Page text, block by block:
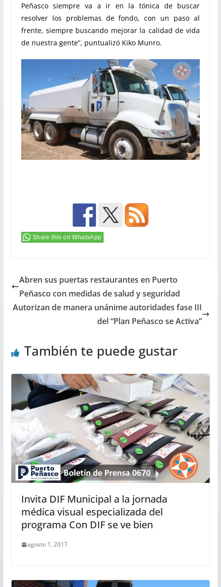
Peñasco siempre va a ir en la tónica de buscar
resolver los problemas de fondo, con un paso al
frente, siempre buscando mejorar la calidad de vida
de nuestra gente”, puntualizó Kiko Munro.
Share this on WhatsApp
Abren sus puertas restaurantes en Puerto
Peñasco con medidas de salud y seguridad
Autorizan de manera unánime autoridades fase III
del “Plan Peñasco se Activa”
También te puede gustar
Invita DIF Municipal a la jornada
médica visual especializada del
programa Con DIF se ve bien
agosto 1, 2017